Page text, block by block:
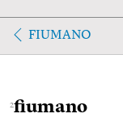
FIUMANO
2fiumano